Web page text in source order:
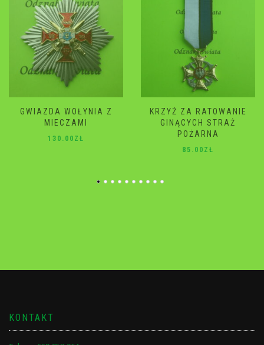
KRZYŻ ZA RATOWANIE
GINĄCYCH STRAŻ
POŻARNA
GWIAZDA WOŁYNIA
120.00 ZŁ
KONTAKT